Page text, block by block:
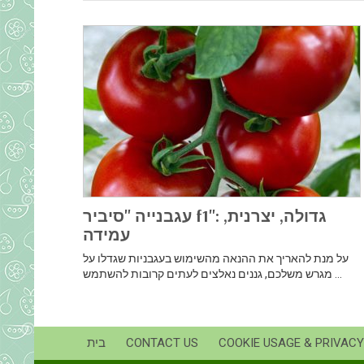
עגבנייה "סיביר f1": גדולה, יצרנית,
עמידה
על מנת להאריך את ההנאה מהשימוש בעגבניות שגדלו על
בית CONTACT US COOKIE USAGE &